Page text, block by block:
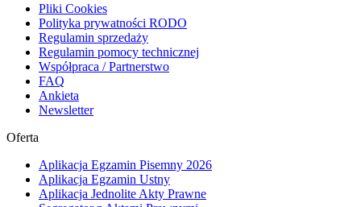
Pliki Cookies
Polityka prywatności RODO
Regulamin sprzedaży
Regulamin pomocy technicznej
Współpraca / Partnerstwo
FAQ
Ankieta
Newsletter
Oferta
Aplikacja Egzamin Pisemny 2026
Aplikacja Egzamin Ustny
Aplikacja Jednolite Akty Prawne